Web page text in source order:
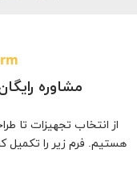
مشاوره
از انتخاب تجهیزات تا
هستیم. فرم زیر را تکمیل